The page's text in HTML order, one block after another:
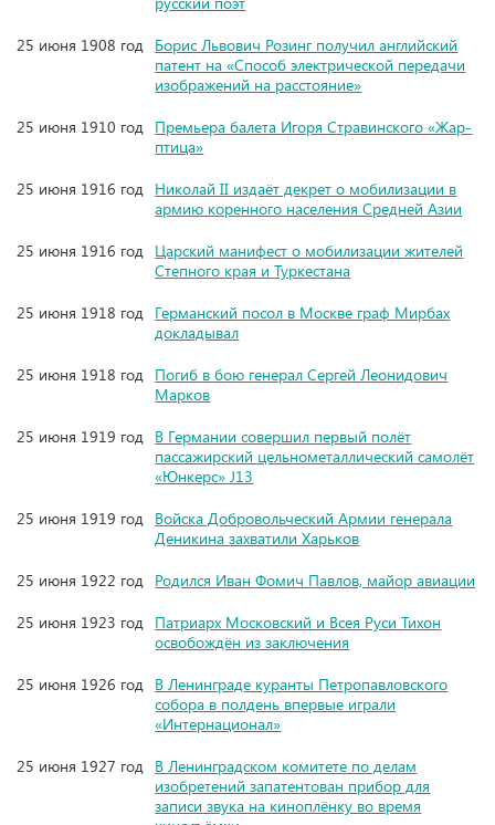
25 июня 1908 год Борис Львович Розинг получил английский
патент на «Способ электрической передачи
изображений на расстояние»
25 июня 1910 год Премьера балета Игоря Стравинского «Жар-
птица»
25 июня 1916 год Николай II издаёт декрет о мобилизации в
армию коренного населения Средней Азии
25 июня 1916 год Царский манифест о мобилизации жителей
Степного края и Туркестана
25 июня 1918 год Германский посол в Москве граф Мирбах
докладывал
25 июня 1918 год Погиб в бою генерал Сергей Леонидович
Марков
25 июня 1919 год В Германии совершил первый полёт
пассажирский цельнометаллический самолёт
«Юнкерс» J13
25 июня 1919 год Войска Добровольческий Армии генерала
Деникина захватили Харьков
25 июня 1922 год Родился Иван Фомич Павлов, майор авиации
25 июня 1923 год Патриарх Московский и Всея Руси Тихон
освобождён из заключения
25 июня 1926 год В Ленинграде куранты Петропавловского
собора в полдень впервые играли
«Интернационал»
25 июня 1927 год В Ленинградском комитете по делам
изобретений запатентован прибор для
записи звука на киноплёнку во время